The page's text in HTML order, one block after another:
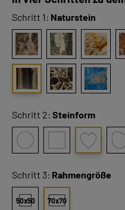
Schritt 1: Naturstein
Schritt 2: Steinform
Schritt 3: Rahmengröße
50x50 70x70